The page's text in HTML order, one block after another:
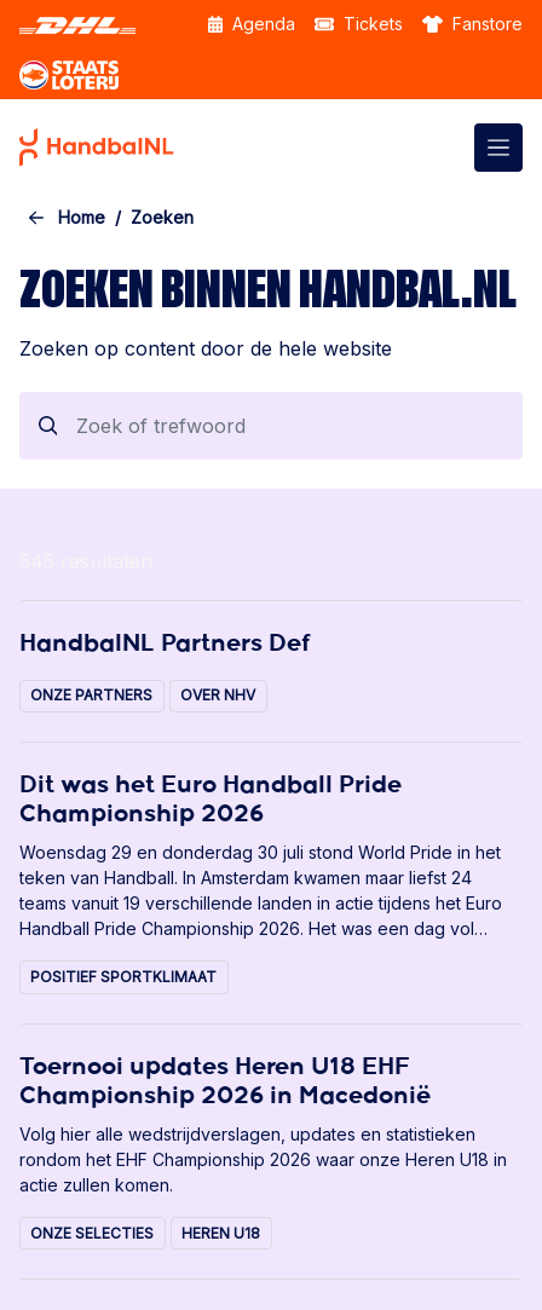
Skip to the main content Agenda Tickets Fanstore
Home Zoeken
ZOEKEN BINNEN HANDBAL.NL
Zoeken op content door de hele website
HandbalNL Partners Def
ONZE PARTNERS OVER NHV
Dit was het Euro Handball Pride
Championship 2026
Woensdag 29 en donderdag 30 juli stond World Pride in het
teken van Handball. In Amsterdam kwamen maar liefst 24
teams vanuit 19 verschillende landen in actie tijdens het Euro
Handball Pride Championship 2026. Het was een dag vol
factor was.
POSITIEF SPORTKLIMAAT
Toernooi updates Heren U18 EHF
Championship 2026 in Macedonië
Volg hier alle wedstrijdverslagen, updates en statistieken
rondom het EHF Championship 2026 waar onze Heren U18 in
actie zullen komen.
ONZE SELECTIES HEREN U18